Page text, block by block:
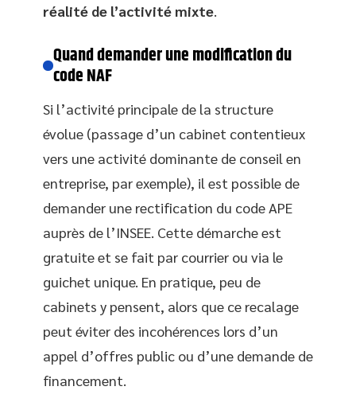
réalité de l’activité mixte.
Quand demander une modification du
code NAF
Si l’activité principale de la structure
évolue (passage d’un cabinet contentieux
vers une activité dominante de conseil en
entreprise, par exemple), il est possible de
demander une rectification du code APE
auprès de l’INSEE. Cette démarche est
gratuite et se fait par courrier ou via le
guichet unique. En pratique, peu de
cabinets y pensent, alors que ce recalage
peut éviter des incohérences lors d’un
appel d’offres public ou d’une demande de
financement.